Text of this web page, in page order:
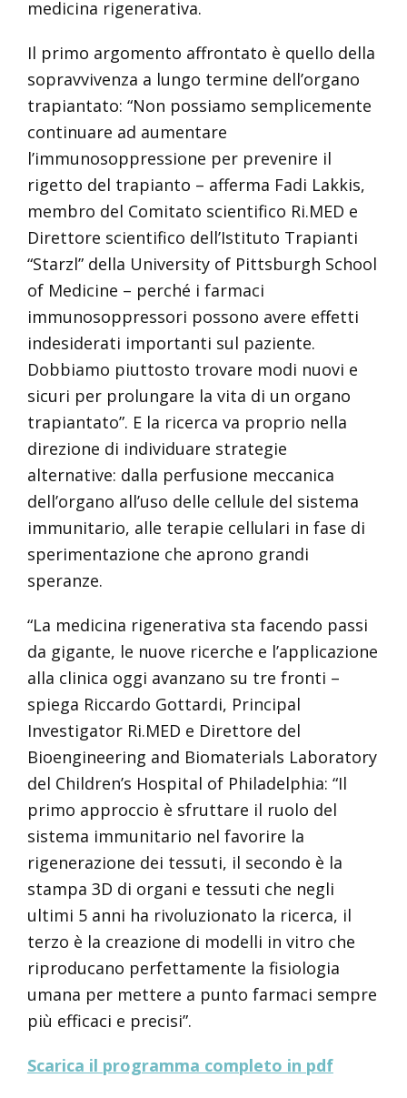
medicina rigenerativa.
Il primo argomento affrontato è quello della
sopravvivenza a lungo termine dell’organo
trapiantato: “Non possiamo semplicemente
continuare ad aumentare
l’immunosoppressione per prevenire il
rigetto del trapianto – afferma Fadi Lakkis,
membro del Comitato scientifico Ri.MED e
Direttore scientifico dell’Istituto Trapianti
“Starzl” della University of Pittsburgh School
of Medicine – perché i farmaci
immunosoppressori possono avere effetti
indesiderati importanti sul paziente.
Dobbiamo piuttosto trovare modi nuovi e
sicuri per prolungare la vita di un organo
trapiantato”. E la ricerca va proprio nella
direzione di individuare strategie
alternative: dalla perfusione meccanica
dell’organo all’uso delle cellule del sistema
immunitario, alle terapie cellulari in fase di
sperimentazione che aprono grandi
speranze.
“La medicina rigenerativa sta facendo passi
da gigante, le nuove ricerche e l’applicazione
alla clinica oggi avanzano su tre fronti –
spiega Riccardo Gottardi, Principal
Investigator Ri.MED e Direttore del
Bioengineering and Biomaterials Laboratory
del Children’s Hospital of Philadelphia: “Il
primo approccio è sfruttare il ruolo del
sistema immunitario nel favorire la
rigenerazione dei tessuti, il secondo è la
stampa 3D di organi e tessuti che negli
ultimi 5 anni ha rivoluzionato la ricerca, il
terzo è la creazione di modelli in vitro che
riproducano perfettamente la fisiologia
umana per mettere a punto farmaci sempre
più efficaci e precisi”.
Scarica il programma completo in pdf